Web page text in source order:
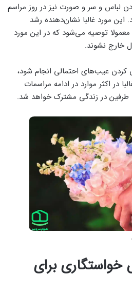
لباس و سر و صورت نیز در روز مراسم
این مورد غالبا نشان‌دهنده رشد
معمولا توصیه ‌می‌شود که در این مورد
خارج نشوند.
کردن عیب‌های احتمالی انجام شود،
در اکثر موارد در ادامه مراسمات
در زندگی مشترک خواهد شد.
برای